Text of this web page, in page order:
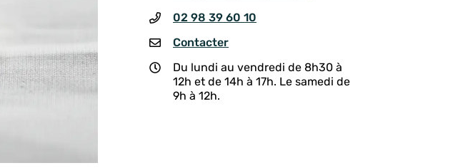
02 98 39 60 10
Contacter
Du lundi au vendredi de 8h30 à
12h et de 14h à 17h. Le samedi de
9h à 12h.